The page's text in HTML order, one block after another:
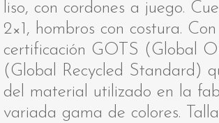
liso, con cordones a juego.
2×1, hombros con costura.
certificación GOTS (Global
(Global Recycled Standard)
del material utilizado en la
variada gama de colores.